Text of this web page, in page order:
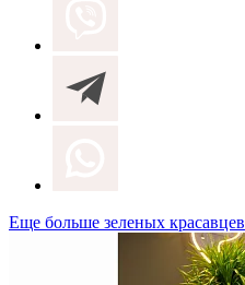
Еще больше зеленых красавцев